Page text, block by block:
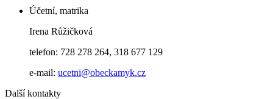
Účetní, matrika
Irena Růžičková
telefon: 728 278 264, 318 677 129
e-mail: ucetni@obeckamyk.cz
Další kontakty